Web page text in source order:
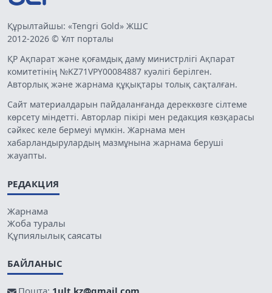
Құрылтайшы: «Tengri Gold» ЖШС
2012-2026 © Ұлт порталы
ҚР Ақпарат және қоғамдық даму министрлігі Ақпарат
комитетінің №KZ71VPY00084887 куәлігі берілген.
Авторлық және жарнама құқықтары толық сақталған.
Сайт материалдарын пайдаланғанда дереккөзге сілтеме
көрсету міндетті. Авторлар пікірі мен редакция көзқарасы
сәйкес келе бермеуі мүмкін. Жарнама мен
хабарландырулардың мазмұнына жарнама беруші
жауапты.
РЕДАКЦИЯ
Жарнама
Жоба туралы
Құпиялылық саясаты
БАЙЛАНЫС
Пошта: 1ult.kz@gmail.com